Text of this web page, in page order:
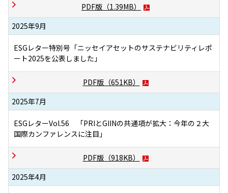
PDF版（1.39MB）
2025年9月
ESGレター特別号「ニッセイアセットのサステナビリティレポ
ート2025を公表しました」
PDF版（651KB）
2025年7月
ESGレターVol.56 「PRIとGIINの共通項が拡大：今年の２大
国際カンファレンスに注目」
PDF版（918KB）
2025年4月